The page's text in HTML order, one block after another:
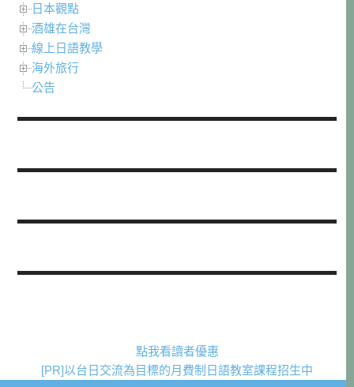
日本觀點
酒雄在台灣
線上日語教學
海外旅行
公告
點我看讀者優惠
[PR]以台日交流為目標的月費制日語教室課程招生中